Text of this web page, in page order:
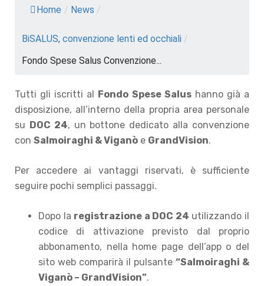
Home / News /
BiSALUS, convenzione lenti ed occhiali /
Fondo Spese Salus Convenzione...
Tutti gli iscritti al Fondo Spese Salushanno già a
disposizione, all’interno della propria area personale
su DOC 24, un bottone dedicato alla convenzione
con Salmoiraghi & Viganò e GrandVision.
Per accedere ai vantaggi riservati, è sufficiente
seguire pochi semplici passaggi.
Dopo la registrazione a DOC 24 utilizzando il
codice di attivazione previsto dal proprio
abbonamento, nella home page dell’app o del
sito web comparirà il pulsante “Salmoiraghi &
Viganò – GrandVision”.